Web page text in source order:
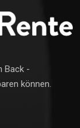
Back -
können.